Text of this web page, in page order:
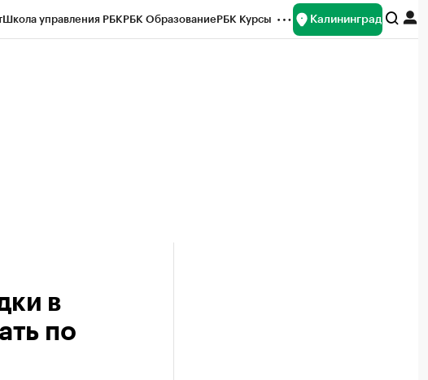
Школа управления РБКРБК ОбразованиеРБК Курсы Калининград
в
по